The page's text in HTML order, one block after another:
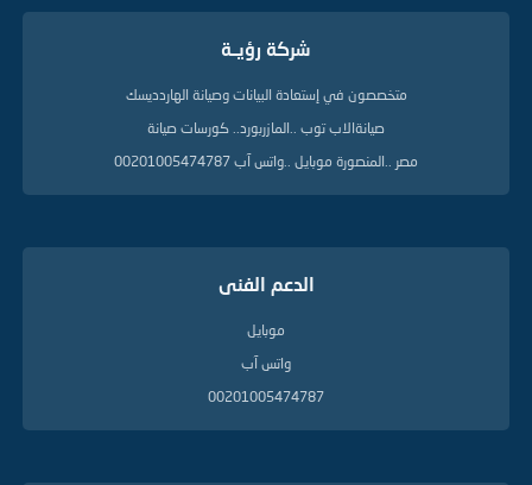
شركة رؤيــة
متخصصون في إستعادة البيانات وصيانة الهاردديسك
صيانةالاب توب ..المازربورد.. كورسات صيانة
مصر ..المنصورة موبايل ..واتس آب 00201005474787
الدعم الفنى
موبايل
واتس آب
00201005474787